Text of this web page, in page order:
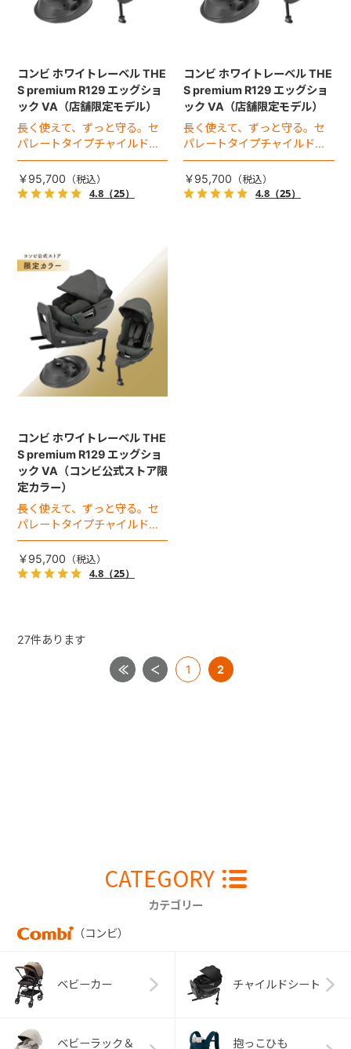
コンビ ホワイトレーベル THE
S premium R129 エッグショ
ック VA（店舗限定モデル）
長く使えて、ずっと守る。セ
パレートタイプチャイルドシ
ートのロングユースモデル。
￥95,700
4.8（25）
コンビ ホワイトレーベル THE
S premium R129 エッグショ
ック VA（店舗限定モデル）
長く使えて、ずっと守る。セ
パレートタイプチャイルドシ
ートのロングユースモデル。
￥95,700
4.8（25）
コンビ ホワイトレーベル THE
S premium R129 エッグショ
ック VA（コンビ公式ストア限
定カラー）
長く使えて、ずっと守る。セ
パレートタイプチャイルドシ
ートのロングユースモデル。
￥95,700
4.8（25）
27件あります
1 2
CATEGORY
カテゴリー
（コンビ）
ベビーカー チャイルドシート
ベビーラック＆ 抱っこひも